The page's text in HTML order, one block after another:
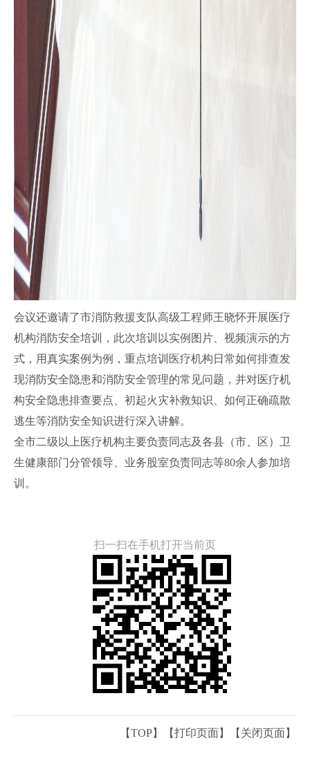
会议还邀请了市消防救援支队高级工程师王晓怀开展医疗
机构消防安全培训，此次培训以实例图片、视频演示的方
式，用真实案例为例，重点培训医疗机构日常如何排查发
现消防安全隐患和消防安全管理的常见问题，并对医疗机
构安全隐患排查要点、初起火灾补救知识、如何正确疏散
逃生等消防安全知识进行深入讲解。
全市二级以上医疗机构主要负责同志及各县（市、区）卫
生健康部门分管领导、业务股室负责同志等80余人参加培
训。
扫一扫在手机打开当前页
【TOP】 【打印页面】【 关闭页面】